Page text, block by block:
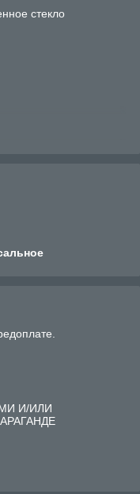
стекло
И/ИЛИ